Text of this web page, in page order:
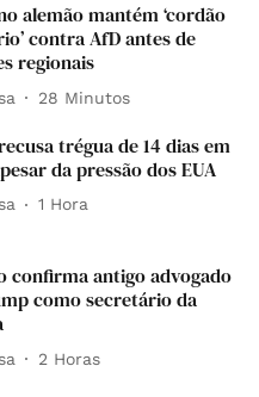
alemão mantém ‘cordão
contra AfD antes de
regionais
28 Minutos
trégua de 14 dias em
da pressão dos EUA
1 Hora
confirma antigo advogado
como secretário da
2 Horas